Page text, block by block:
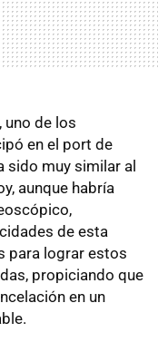
uno de los
en el port de
sido muy similar al
aunque habría
de esta
para lograr estos
propiciando que
en un